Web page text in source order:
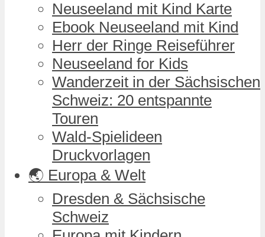
Neuseeland mit Kind Karte
Ebook Neuseeland mit Kind
Herr der Ringe Reiseführer
Neuseeland for Kids
Wanderzeit in der Sächsischen
Schweiz: 20 entspannte
Touren
Wald-Spielideen
Druckvorlagen
🌏 Europa & Welt
Dresden & Sächsische
Schweiz